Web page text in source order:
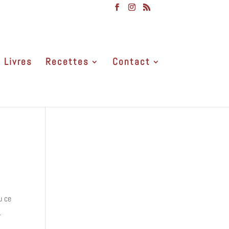
Livres Recettes Contact
ce